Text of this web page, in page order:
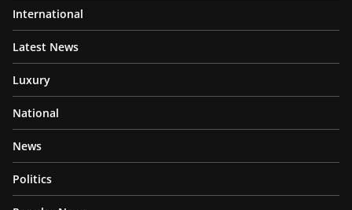
International
Latest News
Luxury
National
News
Politics